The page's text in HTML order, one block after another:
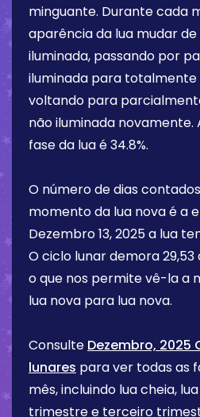
minguante. Durante cada
aparência da lua mudar
iluminada, passando por
iluminada para totalmente
voltando para
não iluminada novamente.
fase da lua é34.8%.
O número de dias
momento da lua nova é a
Dezembro 13, 2025a lua
O ciclo lunar demora
o que nos permite vê-la a
lua nova para lua nova.
Consulte Dezembro, 2025
lunares para ver todas as
mês, incluindo lua cheia,
trimestre e terceiro